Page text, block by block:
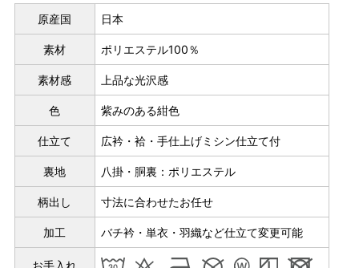
パターンオーダー（弊社規定のS～LLサイズより、身長・ヒッ
プを目安にサイズをお選びいただく）
原産国 日本
素材 ポリエステル100％
素材感 上品な光沢感
色 紫みのある紺色
仕立て 広衿・袷・手仕上げミシン仕立て付
裏地 八掛・胴裏：ポリエステル
柄出し 寸法に合わせたお任せ
加工 バチ衿・単衣・羽織など仕立て変更可能
お手入れ